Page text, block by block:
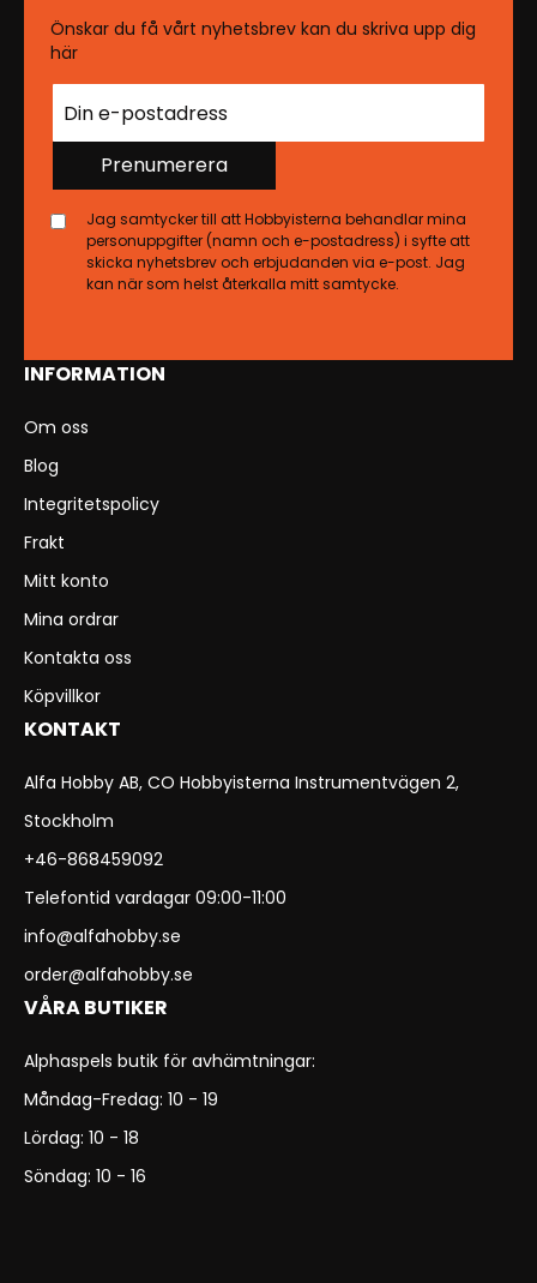
INFORMATION
Om oss
Blog
Integritetspolicy
Frakt
Mitt konto
Mina ordrar
Kontakta oss
Köpvillkor
KONTAKT
Alfa Hobby AB, CO Hobbyisterna Instrumentvägen 2,
Stockholm
+46-868459092
Telefontid vardagar 09:00-11:00
info@alfahobby.se
order@alfahobby.se
VÅRA BUTIKER
Alphaspels butik för avhämtningar:
Måndag-Fredag: 10 - 19
Lördag: 10 - 18
Söndag: 10 - 16
Önskar du få vårt nyhetsbrev kan du skriva upp dig
här
Prenumerera
Jag samtycker till att Hobbyisterna behandlar mina
personuppgifter (namn och e-postadress) i syfte att
skicka nyhetsbrev och erbjudanden via e-post. Jag
kan när som helst återkalla mitt samtycke.